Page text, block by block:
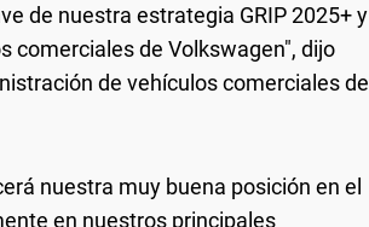
de nuestra estrategia GRIP 2025+ y
comerciales de Volkswagen", dijo
de vehículos comerciales de
nuestra muy buena posición en el
en nuestros principales